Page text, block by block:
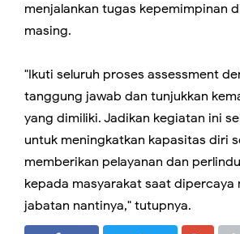
menjalankan tugas kepemimpinan
masing.
"Ikuti seluruh proses assessment
tanggung jawab dan tunjukkan
yang dimiliki. Jadikan kegiatan ini
untuk meningkatkan kapasitas diri
memberikan pelayanan dan
kepada masyarakat saat dipercaya
jabatan nantinya," tutupnya.